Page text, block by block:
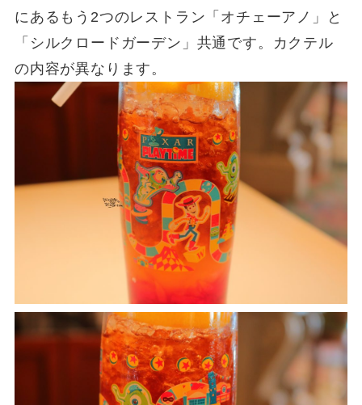
にあるもう2つのレストラン「オチェーアノ」と
「シルクロードガーデン」共通です。カクテル
の内容が異なります。